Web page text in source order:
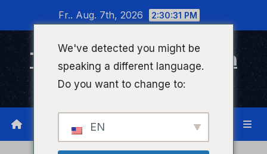
wechseln
Fr.. Aug. 7th, 2026 2:30:31 PM
Timeline Bad Kreuznach
Infonetzwerk für Bad Kreuznach
We've detected you might be
speaking a different language.
Do you want to change to:
EN